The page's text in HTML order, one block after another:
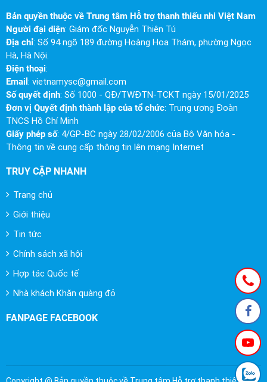
Bản quyền thuộc về Trung tâm Hỗ trợ thanh thiếu nhi Việt Nam
Người đại diện: Giám đốc Nguyễn Thiên Tú
Địa chỉ: Số 94 ngõ 189 đường Hoàng Hoa Thám, phường Ngọc
Hà, Hà Nội.
Điện thoại:
Email : vietnamysc@gmail.com
Số quyết định: Số 1000 - QĐ/TWĐTN-TCKT ngày 15/01/2025
Đơn vị Quyết định thành lập của tổ chức: Trung ương Đoàn
TNCS Hồ Chí Minh
Giấy phép số: 4/GP-BC ngày 28/02/2006 của Bộ Văn hóa -
Thông tin về cung cấp thông tin lên mạng Internet
TRUY CẬP NHANH
Trang chủ
Giới thiệu
Tin tức
Chính sách xã hội
Hợp tác Quốc tế
Nhà khách Khăn quàng đỏ
FANPAGE FACEBOOK